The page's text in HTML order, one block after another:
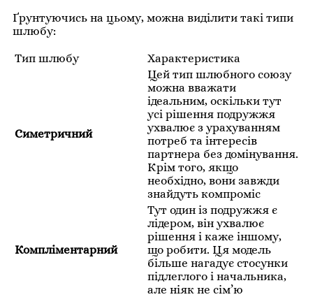
Ґрунтуючись на цьому, можна виділити такі типи
шлюбу:
Тип шлюбу Характеристика
Симетричний
Цей тип шлюбного союзу
можна вважати
ідеальним, оскільки тут
усі рішення подружжя
ухвалює з урахуванням
потреб та інтересів
партнера без домінування.
Крім того, якщо
необхідно, вони завжди
знайдуть компроміс
Компліментарний
Тут один із подружжя є
лідером, він ухвалює
рішення і каже іншому,
що робити. Ця модель
більше нагадує стосунки
підлеглого і начальника,
але ніяк не сім’ю